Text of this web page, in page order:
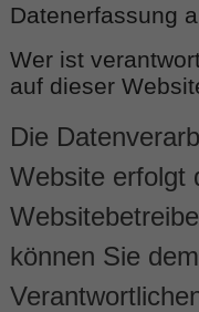
Datenerfassung
Wer ist
auf dieser
Die
Website erfolgt
können Sie